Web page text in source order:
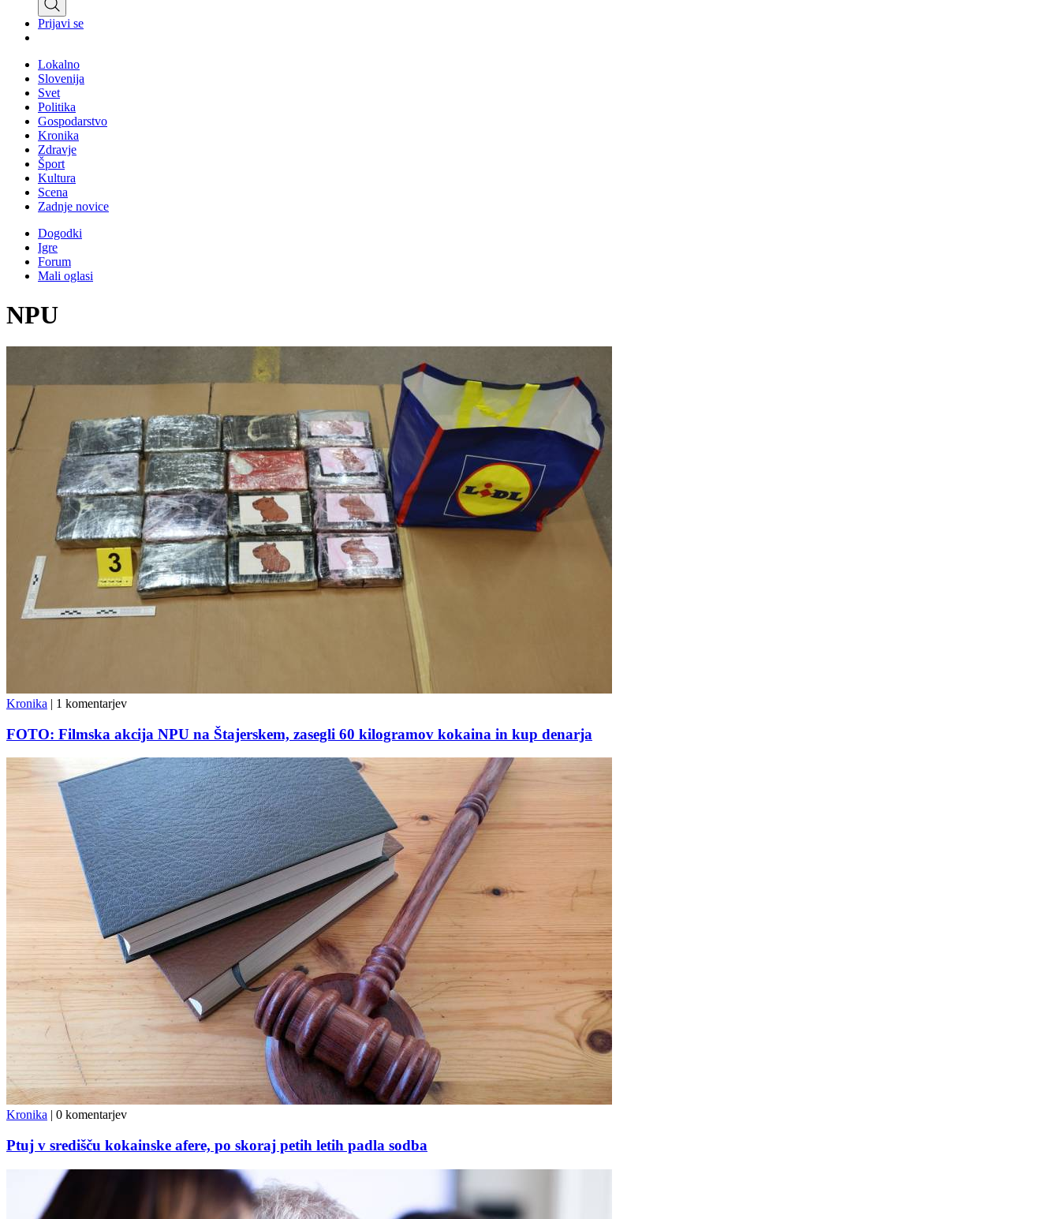
Prijavi se
Lokalno
Slovenija
Svet
Politika
Gospodarstvo
Kronika
Zdravje
Šport
Kultura
Scena
Zadnje novice
Dogodki
Igre
Forum
Mali oglasi
NPU
Kronika | 1 komentarjev
FOTO: Filmska akcija NPU na Štajerskem, zasegli 60 kilogramov kokaina in kup denarja
Kronika 0 komentarjev
Ptuj v središču kokainske afere, po skoraj petih letih padla sodba